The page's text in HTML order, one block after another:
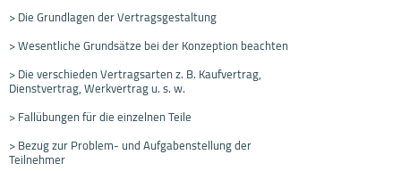
> Die Grundlagen der Vertragsgestaltung
> Wesentliche Grundsätze bei der Konzeption beachten
> Die verschieden Vertragsarten z. B. Kaufvertrag,
Dienstvertrag, Werkvertrag u. s. w.
> Fallübungen für die einzelnen Teile
> Bezug zur Problem- und Aufgabenstellung der
Teilnehmer